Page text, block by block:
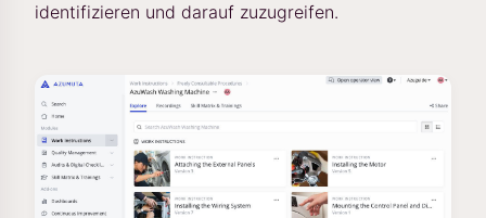
identifizieren und darauf zuzugreifen.